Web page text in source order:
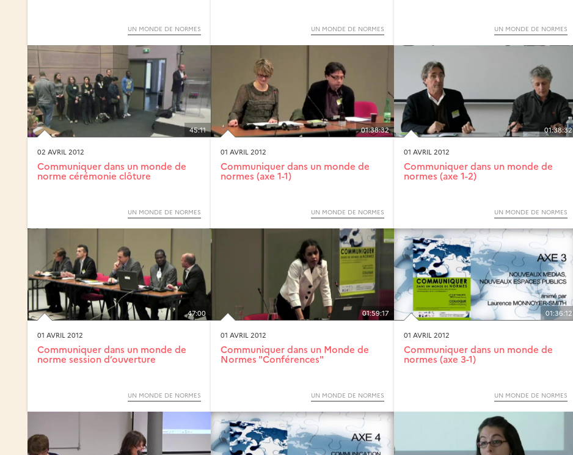
UN MONDE DE NORMES UN MONDE DE NORMES UN MONDE DE NORMES
45:11
02 AVRIL 2012
Communiquer dans un monde de
norme cérémonie clôture
UN MONDE DE NORMES
01:38:32
01 AVRIL 2012
Communiquer dans un monde de
normes (axe 1-1)
UN MONDE DE NORMES
01:38:32
01 AVRIL 2012
Communiquer dans un monde de
normes (axe 1-2)
UN MONDE DE NORMES
47:00
01 AVRIL 2012
Communiquer dans un monde de
norme session d’ouverture
UN MONDE DE NORMES
01:59:17
01 AVRIL 2012
Communiquer dans un Monde de
Normes "Conférences"
UN MONDE DE NORMES
01:36:12
01 AVRIL 2012
Communiquer dans un monde de
normes (axe 3-1)
UN MONDE DE NORMES